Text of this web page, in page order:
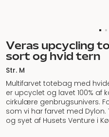
Veras upcycling
sort og hvid tern
Str. M
Multifarvet totebag med
er upcyclet og lavet 100% af
cirkulære genbrugsunivers.
som vi har farvet med Dylon.
og syet af Husets Venture i